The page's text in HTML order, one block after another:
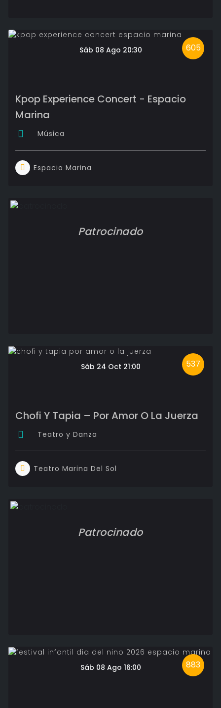
605
Sáb 08 Ago 20:30
Kpop Experience Concert - Espacio
Marina
Música
Espacio Marina
Patrocinado
537
Sáb 24 Oct 21:00
Chofi Y Tapia – Por Amor O La Juerza
Teatro y Danza
Teatro Marina Del Sol
Patrocinado
883
Sáb 08 Ago 16:00